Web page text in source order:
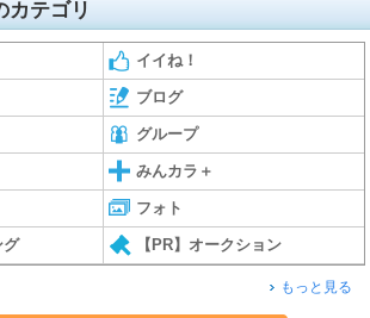
カテゴリ
イイね！
ブログ
グループ
みんカラ＋
フォト
グ 【PR】オークション
もっと見る